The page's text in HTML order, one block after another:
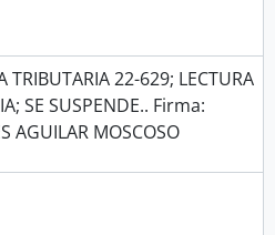
TRIBUTARIA 22-629; LECTURA
SE SUSPENDE.. Firma:
AGUILAR MOSCOSO